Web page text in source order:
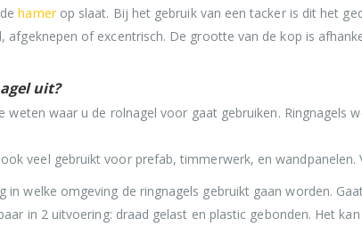
dehamerop slaat. Bij het gebruik van een tacker is dit het
afgeknepen of excentrisch. De grootte van de kop is
uit?
weten waar u de rolnagel voor gaat gebruiken. Ringnagels
veel gebruikt voor prefab, timmerwerk, en
in welke omgeving de ringnagels gebruikt gaan worden.
in 2 uitvoering: draad gelast en plastic gebonden. Het